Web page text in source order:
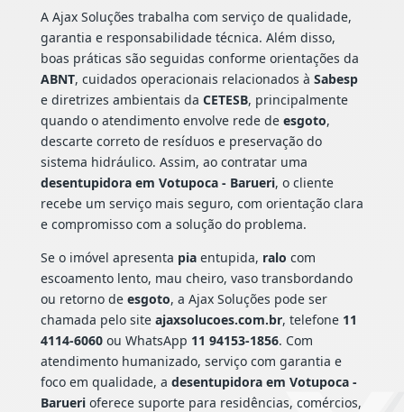
A Ajax Soluções trabalha com serviço de qualidade,
garantia e responsabilidade técnica. Além disso,
boas práticas são seguidas conforme orientações da
ABNT, cuidados operacionais relacionados à Sabesp
e diretrizes ambientais da CETESB, principalmente
quando o atendimento envolve rede de esgoto,
descarte correto de resíduos e preservação do
sistema hidráulico. Assim, ao contratar uma
desentupidora em Votupoca - Barueri, o cliente
recebe um serviço mais seguro, com orientação clara
e compromisso com a solução do problema.
Se o imóvel apresenta piaentupida, ralo com
escoamento lento, mau cheiro, vaso transbordando
ou retorno de esgoto, a Ajax Soluções pode ser
chamada pelo site ajaxsolucoes.com.br, telefone 11
4114-6060ou WhatsApp 11 94153-1856. Com
atendimento humanizado, serviço com garantia e
foco em qualidade, a desentupidora em Votupoca -
Baruerioferece suporte para residências, comércios,